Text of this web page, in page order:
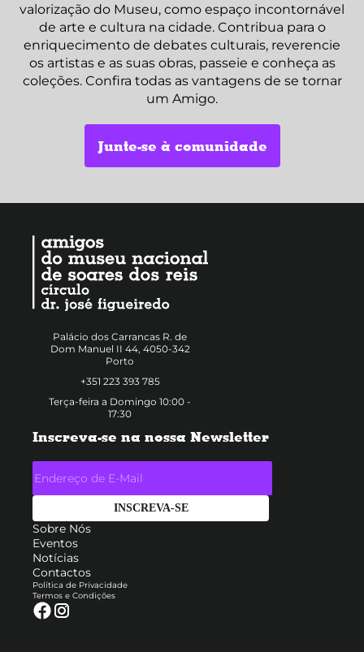
valorização do Museu, como espaço incontornável
de arte e cultura na cidade. Contribua para o
enriquecimento de debates culturais, reverencie
os artistas e as suas obras, passeie e conheça as
coleções. Confira todas as vantagens de se tornar
um Amigo.
Junte-se à comunidade
Palácio dos Carrancas R. de
Dom Manuel II 44, 4050-342
Porto
+351 223 393 785
Terça-feira a Domingo 10:00 -
17:30
Inscreva-se na nossa Newsletter
Sobre Nós
Eventos
Notícias
Contactos
Política de Privacidade
Termos e Condições